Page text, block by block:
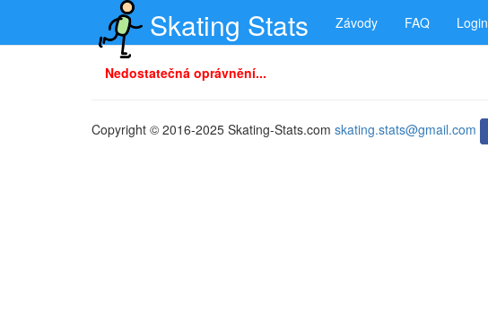
Skating Stats Závody FAQ Login
Nedostatečná oprávnění...
Copyright © 2016-2025 Skating-Stats.com skating.stats@gmail.com